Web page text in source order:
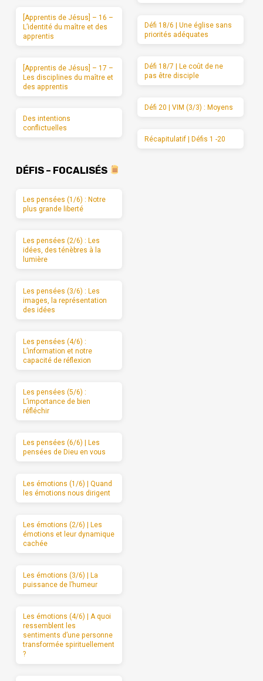
[Apprentis de Jésus] – 16 –
L’identité du maître et des
apprentis
[Apprentis de Jésus] – 17 –
Les disciplines du maître et
des apprentis
Des intentions
conflictuelles
Défi 18/6 | Une église sans
priorités adéquates
Défi 18/7 | Le coût de ne
pas être disciple
Défi 20 | VIM (3/3) : Moyens
Récapitulatif | Défis 1 -20
DÉFIS – FOCALISÉS
Les pensées (1/6) : Notre
plus grande liberté
Les pensées (2/6) : Les
idées, des ténèbres à la
lumière
Les pensées (3/6) : Les
images, la représentation
des idées
Les pensées (4/6) :
L’information et notre
capacité de réflexion
Les pensées (5/6) :
L’importance de bien
réfléchir
Les pensées (6/6) | Les
pensées de Dieu en vous
Les émotions (1/6) | Quand
les émotions nous dirigent
Les émotions (2/6) | Les
émotions et leur dynamique
cachée
Les émotions (3/6) | La
puissance de l’humeur
Les émotions (4/6) | A quoi
ressemblent les
sentiments d’une personne
transformée spirituellement
?